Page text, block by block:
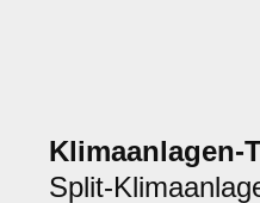
Klimaanlagen-
Split-